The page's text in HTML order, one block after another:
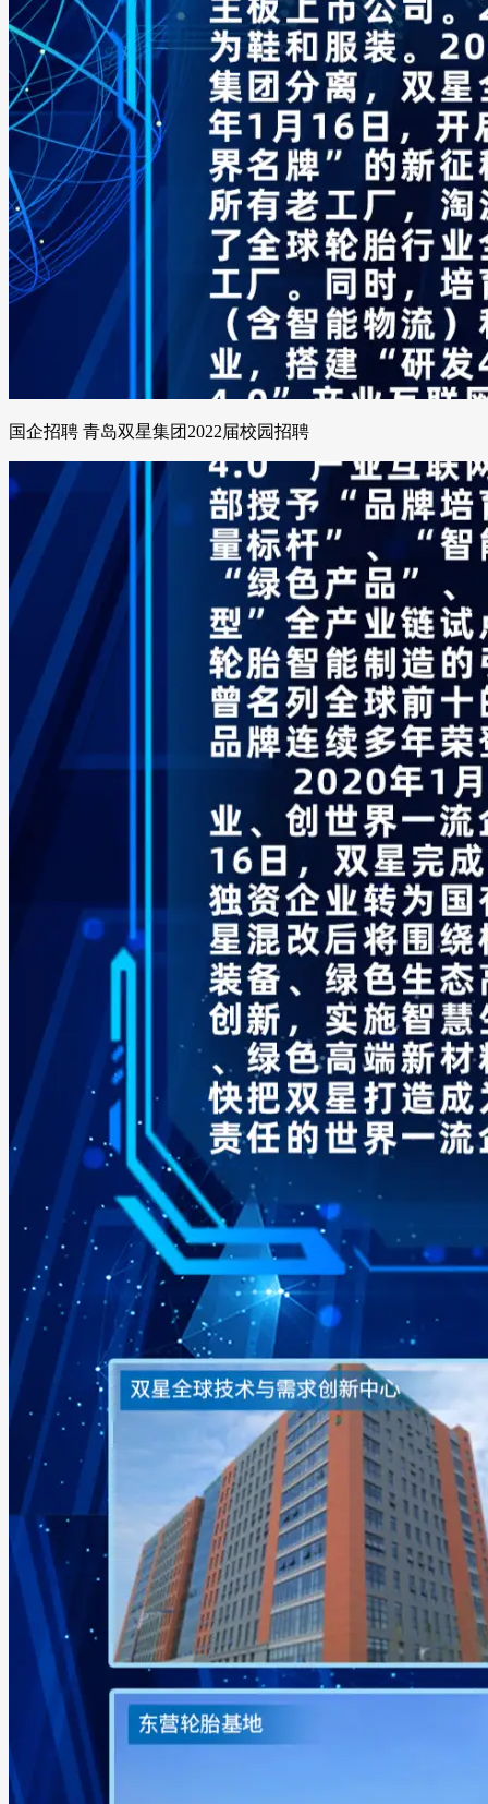
国企招聘 青岛双星集团2022届校园招聘